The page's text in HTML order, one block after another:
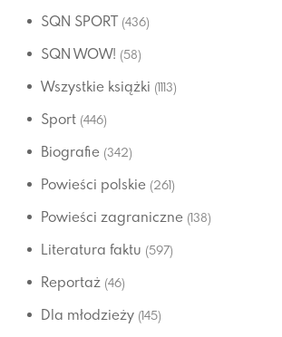
SQN SPORT (436)
SQN WOW! (58)
Wszystkie książki (1113)
Sport (446)
Biografie (342)
Powieści polskie (261)
Powieści zagraniczne (138)
Literatura faktu (597)
Reportaż (46)
Dla młodzieży (145)